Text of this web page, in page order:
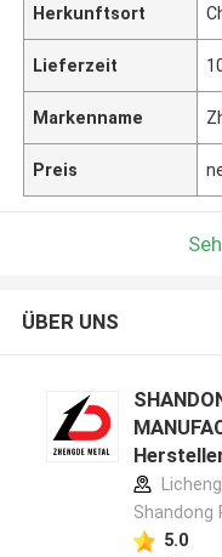
Herkunftsort
Lieferzeit
Markenname
Preis
ÜBER UNS
Shandong
5.0